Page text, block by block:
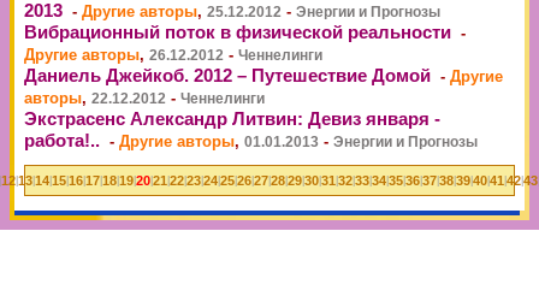
2013 - Другие авторы, 25.12.2012 - Энергии и Прогнозы
Вибрационный поток в физической реальности -
Другие авторы, 26.12.2012 - Ченнелинги
Даниель Джейкоб. 2012 – Путешествие Домой - Другие
авторы, 22.12.2012 - Ченнелинги
Экстрасенс Александр Литвин: Девиз января -
работа!.. - Другие авторы, 01.01.2013 - Энергии и Прогнозы
12|13|14|15|16|17|18|19|20|21 22|23|24|25|26|27|28|29|30|31 32|33|34|35|36|37|38|39|40|41 42|43|